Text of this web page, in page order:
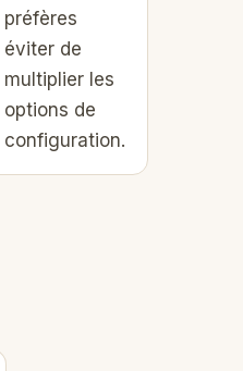
préfères
éviter de
multiplier les
options de
configuration.